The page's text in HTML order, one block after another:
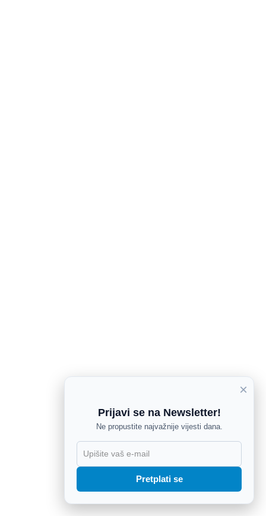
×
Prijavi se na Newsletter!
Ne propustite najvažnije vijesti dana.
Pretplati se